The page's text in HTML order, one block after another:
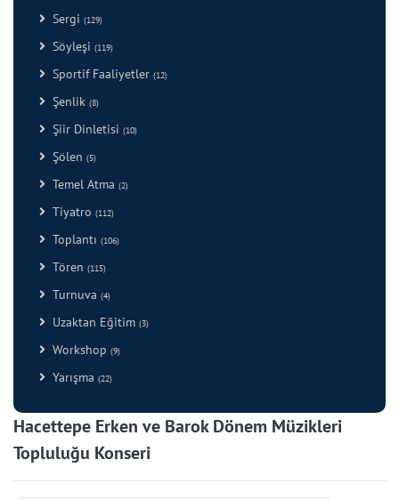
Sergi (129)
Söyleşi (119)
Sportif Faaliyetler (12)
Şenlik (8)
Şiir Dinletisi (10)
Şölen (5)
Temel Atma (2)
Tiyatro (112)
Toplantı (106)
Tören (115)
Turnuva (4)
Uzaktan Eğitim (3)
Workshop (9)
Yarışma (22)
Hacettepe Erken ve Barok Dönem Müzikleri
Topluluğu Konseri